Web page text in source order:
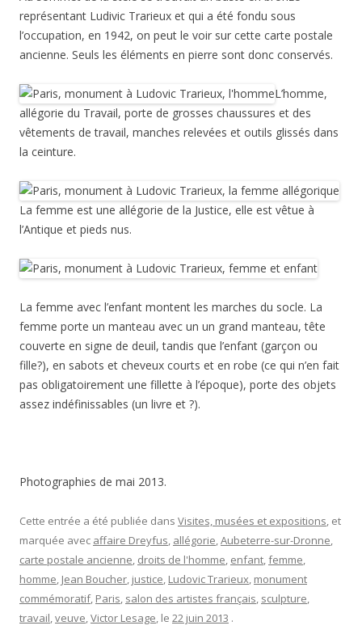
représentant Ludivic Trarieux et qui a été fondu sous
l’occupation, en 1942, on peut le voir sur cette carte postale
ancienne. Seuls les éléments en pierre sont donc conservés.
L’homme,
allégorie du Travail, porte de grosses chaussures et des
vêtements de travail, manches relevées et outils glissés dans
la ceinture.
La femme est une allégorie de la Justice, elle est vêtue à
l’Antique et pieds nus.
La femme avec l’enfant montent les marches du socle. La
femme porte un manteau avec un un grand manteau, tête
couverte en signe de deuil, tandis que l’enfant (garçon ou
fille?), en sabots et cheveux courts et en robe (ce qui n’en fait
pas obligatoirement une fillette à l’époque), porte des objets
assez indéfinissables (un livre et ?).
Photographies de mai 2013.
Cette entrée a été publiée dans Visites, musées et expositions, et
marquée avec affaire Dreyfus, allégorie,Aubeterre-sur-Dronne,
carte postale ancienne, droits de l'homme, enfant,femme,
homme, Jean Boucher, justice, Ludovic Trarieux, monument
commémoratif, Paris, salon des artistes français, sculpture,
travail,veuve,Victor Lesage, le 22 juin 2013 .